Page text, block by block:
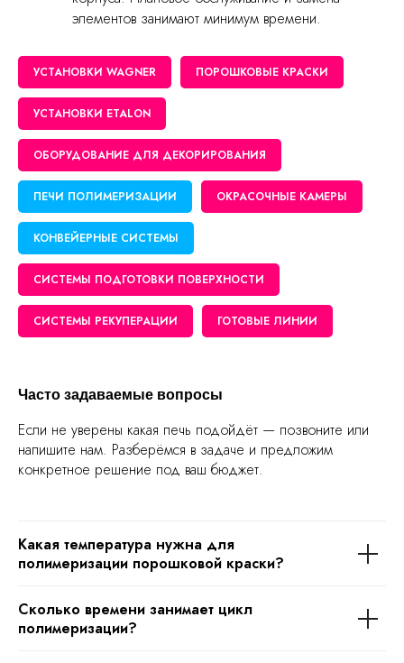
элементов занимают минимум времени.
УСТАНОВКИ WAGNER ПОРОШКОВЫЕ КРАСКИ
УСТАНОВКИ ETALON
ОБОРУДОВАНИЕ ДЛЯ ДЕКОРИРОВАНИЯ
ПЕЧИ ПОЛИМЕРИЗАЦИИ ОКРАСОЧНЫЕ КАМЕРЫ
КОНВЕЙЕРНЫЕ СИСТЕМЫ
СИСТЕМЫ ПОДГОТОВКИ ПОВЕРХНОСТИ
СИСТЕМЫ РЕКУПЕРАЦИИ ГОТОВЫЕ ЛИНИИ
Часто задаваемые вопросы
Если не уверены какая печь подойдёт — позвоните или
напишите нам. Разберёмся в задаче и предложим
конкретное решение под ваш бюджет.
Какая температура нужна для
полимеризации порошковой краски?
Сколько времени занимает цикл
полимеризации?